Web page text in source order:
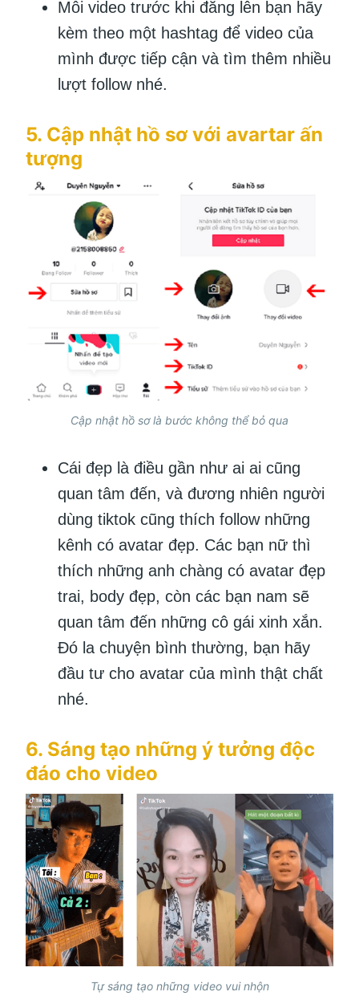
Mỗi video trước khi đăng lên bạn hãy
kèm theo một hashtag để video của
mình được tiếp cận và tìm thêm nhiều
lượt follow nhé.
5. Cập nhật hồ sơ với avartar ấn
tượng
Cập nhật hồ sơ là bước không thể bỏ qua
Cái đẹp là điều gần như ai ai cũng
quan tâm đến, và đương nhiên người
dùng tiktok cũng thích follow những
kênh có avatar đẹp. Các bạn nữ thì
thích những anh chàng có avatar đẹp
trai, body đẹp, còn các bạn nam sẽ
quan tâm đến những cô gái xinh xắn.
Đó la chuyện bình thường, bạn hãy
đầu tư cho avatar của mình thật chất
nhé.
6. Sáng tạo những ý tưởng độc
đáo cho video
Tự sáng tạo những video vui nhộn